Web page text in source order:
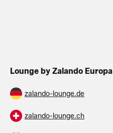
Lounge by Zalando Europa
zalando-lounge.de
zalando-lounge.ch